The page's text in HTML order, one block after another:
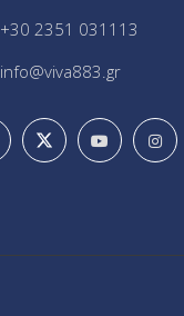
+30 2351 031113
info@viva883.gr